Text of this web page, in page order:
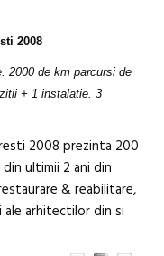
2008
2000 de km parcursi de
+ 1 instalatie. 3
2008 prezinta 200
ultimii 2 ani din
& reabilitare,
ale arhitectilor din si